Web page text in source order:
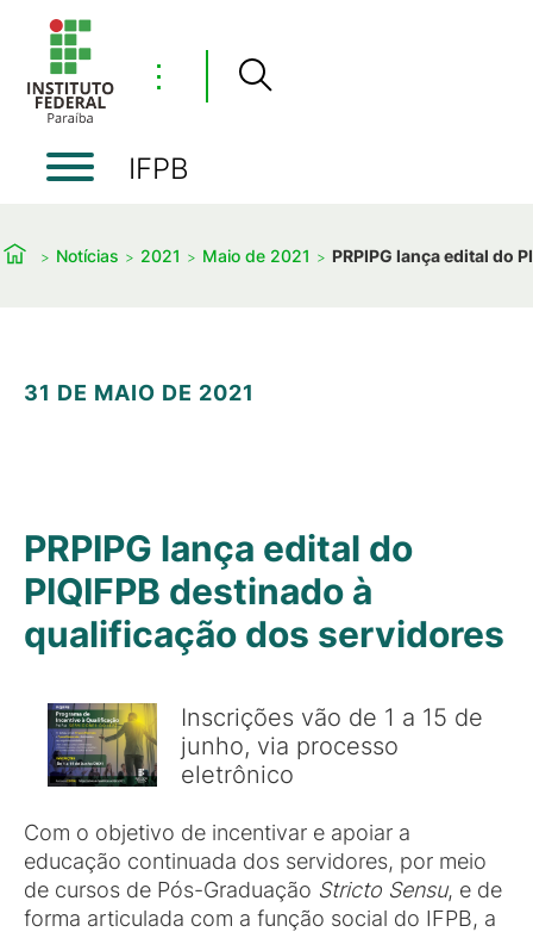
⋮
IFPB
Notícias 2021 Maio de 2021 PRPIPG lança edital do
31 DE MAIO DE 2021
PRPIPG lança edital do
PIQIFPB destinado à
qualificação dos servidores
Inscrições vão de 1 a 15 de
junho, via processo
eletrônico
Com o objetivo de incentivar e apoiar a
educação continuada dos servidores, por meio
de cursos de Pós-Graduação Stricto Sensu, e de
forma articulada com a função social do IFPB, a